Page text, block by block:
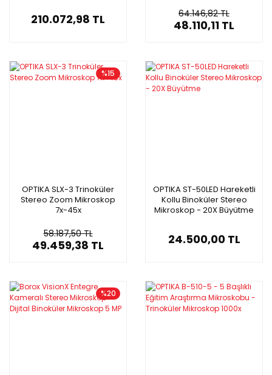
210.072,98 TL 64.146,82 TL
48.110,11 TL
%15
OPTIKA SLX-3 Trinoküler
Stereo Zoom Mikroskop
7x-45x
58.187,50 TL
49.459,38 TL
OPTIKA ST-50LED Hareketli
Kollu Binoküler Stereo
Mikroskop - 20X Büyütme
24.500,00 TL
%20